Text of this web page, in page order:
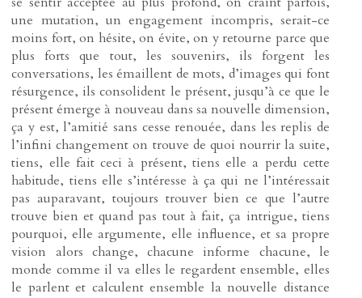
une mutation, un engagement incompris, serait-ce
moins fort, on hésite, on évite, on y retourne parce que
plus forts que tout, les souvenirs, ils forgent les
conversations, les émaillent de mots, d’images qui font
résurgence, ils consolident le présent, jusqu’à ce que le
présent émerge à nouveau dans sa nouvelle dimension,
ça y est, l’amitié sans cesse renouée, dans les replis de
l’infini changement on trouve de quoi nourrir la suite,
tiens, elle fait ceci à présent, tiens elle a perdu cette
habitude, tiens elle s’intéresse à ça qui ne l’intéressait
pas auparavant, toujours trouver bien ce que l’autre
trouve bien et quand pas tout à fait, ça intrigue, tiens
pourquoi, elle argumente, elle influence, et sa propre
vision alors change, chacune informe chacune, le
monde comme il va elles le regardent ensemble, elles
le parlent et calculent ensemble la nouvelle distance